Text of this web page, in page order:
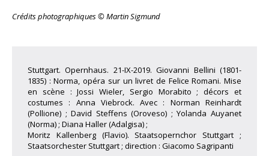
Crédits photographiques © Martin Sigmund
Stuttgart. Opernhaus. 21-IX-2019. Giovanni Bellini (1801-
1835) : Norma, opéra sur un livret de Felice Romani. Mise
en scène : Jossi Wieler, Sergio Morabito ; décors et
costumes : Anna Viebrock. Avec : Norman Reinhardt
(Pollione) ; David Steffens (Oroveso) ; Yolanda Auyanet
(Norma) ; Diana Haller (Adalgisa) ;
Moritz Kallenberg (Flavio). Staatsopernchor Stuttgart ;
Staatsorchester Stuttgart ; direction : Giacomo Sagripanti